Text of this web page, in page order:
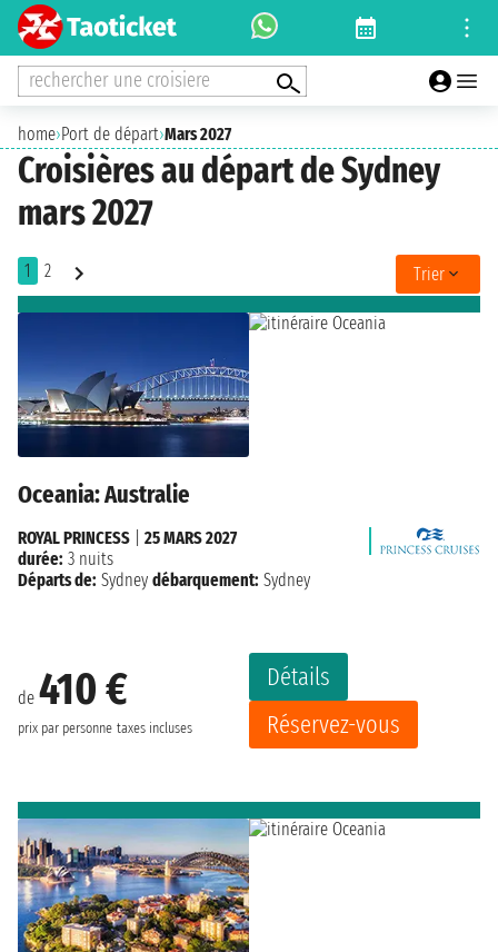
rechercher une croisiere
home›Port de départ›Mars 2027
Croisières au départ de Sydney
mars 2027
1 2 Trier
Oceania: Australie
de 410 €
prix par personne taxes incluses
Détails
Réservez-vous
ROYAL PRINCESS
25 MARS 2027
durée: 3 nuits
Départs de: Sydney débarquement: Sydney